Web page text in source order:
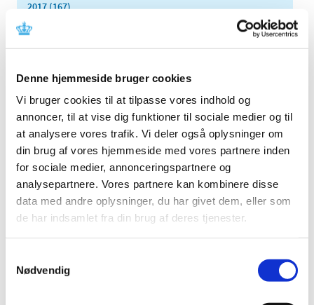
Denne hjemmeside bruger cookies
Vi bruger cookies til at tilpasse vores indhold og
annoncer, til at vise dig funktioner til sociale medier og til
at analysere vores trafik. Vi deler også oplysninger om
din brug af vores hjemmeside med vores partnere inden
for sociale medier, annonceringspartnere og
analysepartnere. Vores partnere kan kombinere disse
data med andre oplysninger, du har givet dem, eller som
de har indsamlet fra din brug af deres tjenester.
Nødvendig
2017 (167)
2016 (167)
2015 (33)
2013 (49)
2012 (44)
december (2)
november (6)
oktober (4)
august (1)
juli (5)
april (3)